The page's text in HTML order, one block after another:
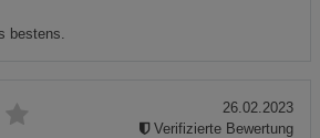
bestens.
26.02.2023
Verifizierte Bewertung